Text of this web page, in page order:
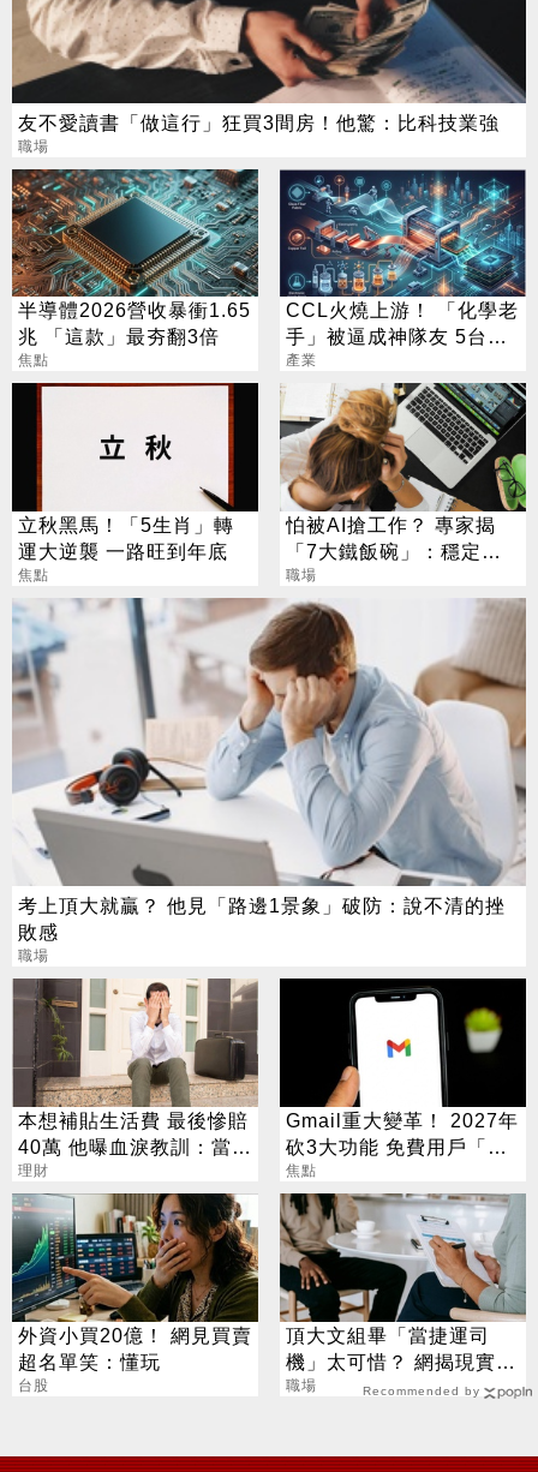
友不愛讀書「做這行」狂買3間房！他驚：比科技業強
職場
半導體2026營收暴衝1.65
兆 「這款」最夯翻3倍
焦點
CCL火燒上游！ 「化學老
手」被逼成神隊友 5台廠
默默發財
產業
立秋黑馬！「5生肖」轉
運大逆襲 一路旺到年底
焦點
怕被AI搶工作？ 專家揭
「7大鐵飯碗」：穩定又
高薪
職場
考上頂大就贏？ 他見「路邊1景象」破防：說不清的挫
敗感
職場
本想補貼生活費 最後慘賠
40萬 他曝血淚教訓：當沖
是毒藥
理財
Gmail重大變革！ 2027年
砍3大功能 免費用戶「這
好康」不能用了
焦點
外資小買20億！ 網見買賣
超名單笑：懂玩
台股
頂大文組畢「當捷運司
機」太可惜？ 網揭現實：
高中就能考
職場 Recommended by